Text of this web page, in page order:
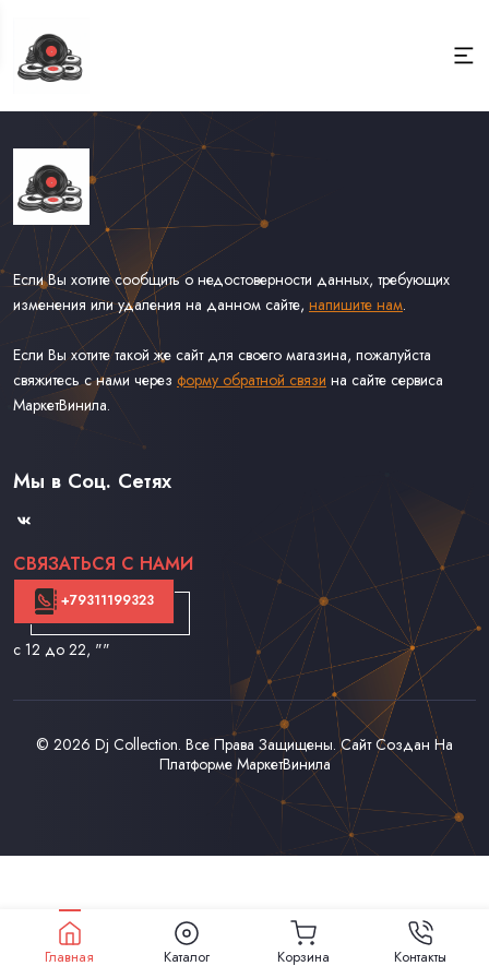
Если Вы хотите сообщить о недостоверности данных, требующих
изменения или удаления на данном сайте, напишите нам.
Если Вы хотите такой же сайт для своего магазина, пожалуйста
свяжитесь с нами через форму обратной связи на сайте сервиса
МаркетВинила.
Каталог Винила, CD и Кассет
Доставка и Оплата
Мы в Соц. Сетях
СВЯЗАТЬСЯ С НАМИ
+79311199323
с 12 до 22, ""
© 2026 Dj Collection. Все Права Защищены. Сайт Создан На
Платформе МаркетВинила
Главная Каталог Корзина Контакты